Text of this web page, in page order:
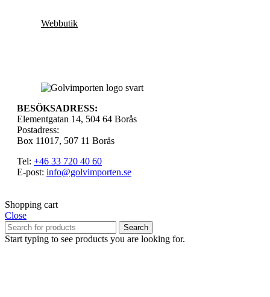
Webbutik
BESÖKSADRESS:
Elementgatan 14, 504 64 Borås
Postadress:
Box 11017, 507 11 Borås
Tel: +46 33 720 40 60
E-post: info@golvimporten.se
Shopping cart
Close
Search
Start typing to see products you are looking for.